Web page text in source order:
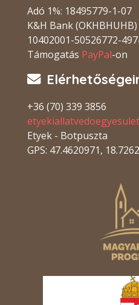
Adó 1%: 18495779-1-07
K&H Bank (OKHBHUHB)
10402001-50526772-
Támogatás PayPal-on
+36 (70) 339 3856
Etyek - Botpuszta
GPS: 47.4620971,